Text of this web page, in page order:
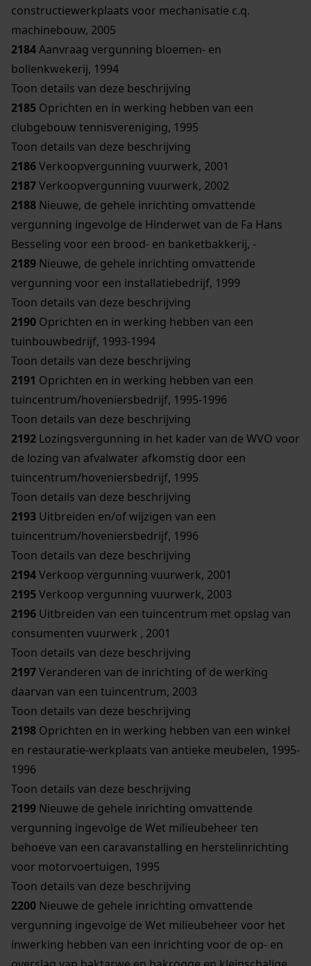
constructiewerkplaats voor mechanisatie c.q.
machinebouw, 2005
2184Aanvraag vergunning bloemen- en
bollenkwekerij, 1994
Toon details van deze beschrijving
2185 Oprichten en in werking hebben van een
clubgebouw tennisvereniging, 1995
Toon details van deze beschrijving
2186Verkoopvergunning vuurwerk, 2001
2187Verkoopvergunning vuurwerk, 2002
2188 Nieuwe, de gehele inrichting omvattende
vergunning ingevolge de Hinderwet van de Fa Hans
Besseling voor een brood- en banketbakkerij, -
2189 Nieuwe, de gehele inrichting omvattende
vergunning voor een installatiebedrijf, 1999
Toon details van deze beschrijving
2190 Oprichten en in werking hebben van een
tuinbouwbedrijf, 1993-1994
Toon details van deze beschrijving
2191 Oprichten en in werking hebben van een
tuincentrum/hoveniersbedrijf, 1995-1996
Toon details van deze beschrijving
2192 Lozingsvergunning in het kader van de WVO voor
de lozing van afvalwater afkomstig door een
tuincentrum/hoveniersbedrijf, 1995
Toon details van deze beschrijving
2193 Uitbreiden en/of wijzigen van een
tuincentrum/hoveniersbedrijf, 1996
Toon details van deze beschrijving
2194Verkoop vergunning vuurwerk, 2001
2195Verkoop vergunning vuurwerk, 2003
2196 Uitbreiden van een tuincentrum met opslag van
consumenten vuurwerk , 2001
Toon details van deze beschrijving
2197Veranderen van de inrichting of de werking
daarvan van een tuincentrum, 2003
Toon details van deze beschrijving
2198 Oprichten en in werking hebben van een winkel
en restauratie-werkplaats van antieke meubelen, 1995-
1996
Toon details van deze beschrijving
2199 Nieuwe de gehele inrichting omvattende
vergunning ingevolge de Wet milieubeheer ten
behoeve van een caravanstalling en herstelinrichting
voor motorvoertuigen, 1995
Toon details van deze beschrijving
2200 Nieuwe de gehele inrichting omvattende
vergunning ingevolge de Wet milieubeheer voor het
inwerking hebben van een inrichting voor de op- en